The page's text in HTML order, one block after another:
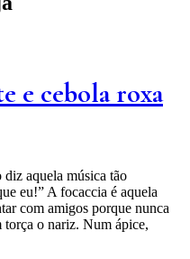
e cebola roxa
aquela música tão
eu!” A focaccia é aquela
com amigos porque nunca
torça o nariz. Num ápice,